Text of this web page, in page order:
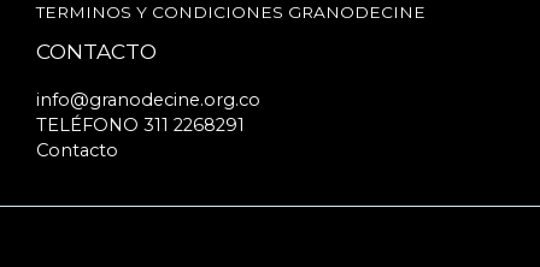
TERMINOS Y CONDICIONES GRANODECINE
CONTACTO
info@granodecine.org.co
TELÉFONO 311 2268291
Contacto